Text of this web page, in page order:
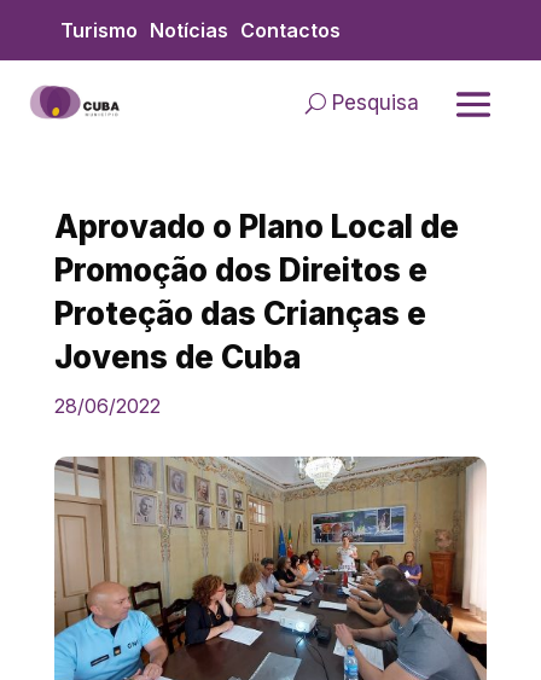
content
Turismo Notícias Contactos
Pesquisa
Aprovado o Plano Local de
Promoção dos Direitos e
Proteção das Crianças e
Jovens de Cuba
28/06/2022